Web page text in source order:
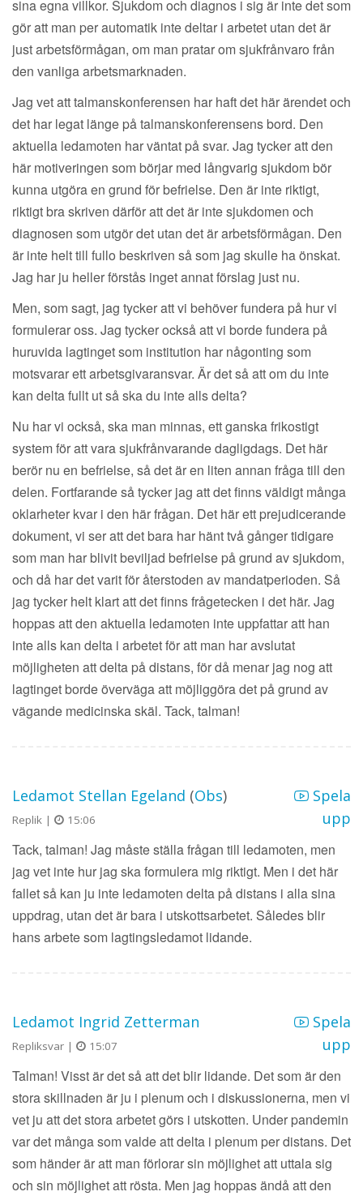
sina egna villkor. Sjukdom och diagnos i sig är inte det som
gör att man per automatik inte deltar i arbetet utan det är
just arbetsförmågan, om man pratar om sjukfrånvaro från
den vanliga arbetsmarknaden.
Jag vet att talmanskonferensen har haft det här ärendet och
det har legat länge på talmanskonferensens bord. Den
aktuella ledamoten har väntat på svar. Jag tycker att den
här motiveringen som börjar med långvarig sjukdom bör
kunna utgöra en grund för befrielse. Den är inte riktigt,
riktigt bra skriven därför att det är inte sjukdomen och
diagnosen som utgör det utan det är arbetsförmågan. Den
är inte helt till fullo beskriven så som jag skulle ha önskat.
Jag har ju heller förstås inget annat förslag just nu.
Men, som sagt, jag tycker att vi behöver fundera på hur vi
formulerar oss. Jag tycker också att vi borde fundera på
huruvida lagtinget som institution har någonting som
motsvarar ett arbetsgivaransvar. Är det så att om du inte
kan delta fullt ut så ska du inte alls delta?
Nu har vi också, ska man minnas, ett ganska frikostigt
system för att vara sjukfrånvarande dagligdags. Det här
berör nu en befrielse, så det är en liten annan fråga till den
delen. Fortfarande så tycker jag att det finns väldigt många
oklarheter kvar i den här frågan. Det här ett prejudicerande
dokument, vi ser att det bara har hänt två gånger tidigare
som man har blivit beviljad befrielse på grund av sjukdom,
och då har det varit för återstoden av mandatperioden. Så
jag tycker helt klart att det finns frågetecken i det här. Jag
hoppas att den aktuella ledamoten inte uppfattar att han
inte alls kan delta i arbetet för att man har avslutat
möjligheten att delta på distans, för då menar jag nog att
lagtinget borde överväga att möjliggöra det på grund av
vägande medicinska skäl. Tack, talman!
Ledamot Stellan Egeland (Obs)
Replik | 15:06
Spela
upp
Tack, talman! Jag måste ställa frågan till ledamoten, men
jag vet inte hur jag ska formulera mig riktigt. Men i det här
fallet så kan ju inte ledamoten delta på distans i alla sina
uppdrag, utan det är bara i utskottsarbetet. Således blir
hans arbete som lagtingsledamot lidande.
Ledamot Ingrid Zetterman
Repliksvar | 15:07
Spela
upp
Talman! Visst är det så att det blir lidande. Det som är den
stora skillnaden är ju i plenum och i diskussionerna, men vi
vet ju att det stora arbetet görs i utskotten. Under pandemin
var det många som valde att delta i plenum per distans. Det
som händer är att man förlorar sin möjlighet att uttala sig
och sin möjlighet att rösta. Men jag hoppas ändå att den